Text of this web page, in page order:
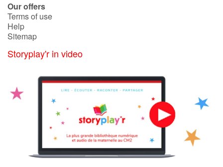
Our offers
Terms of use
Help
Sitemap
Storyplay'r in video